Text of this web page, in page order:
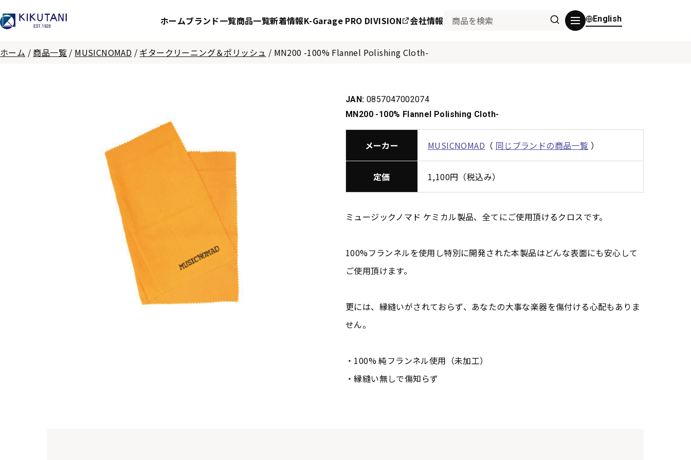
ホームブランド一覧商品一覧新着情報K-Garage PRO DIVISION 会社情報 English
ホーム / 商品一覧 / MUSICNOMAD / ギタークリーニング＆ポリッシュ / MN200 -100% Flannel Polishing Cloth-
JAN: 0857047002074
MN200 -100% Flannel Polishing Cloth-
メーカー MUSICNOMAD （ 同じブランドの商品一覧 ）
定価 1,100円（税込み）
ミュージックノマド ケミカル製品、全てにご使用頂けるクロスです。
100%フランネルを使用し特別に開発された本製品はどんな表面にも安心して
ご使用頂けます。
更には、縁縫いがされておらず、あなたの大事な楽器を傷付ける心配もありま
せん。
・100% 純フランネル使用（未加工）
・縁縫い無しで傷知らず